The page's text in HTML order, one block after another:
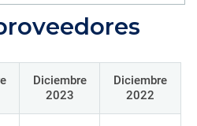
Diciembre
2023
Diciembre
2022